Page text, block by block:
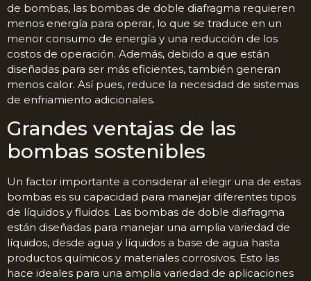
de bombas, las bombas de doble diafragma requieren
menos energía para operar, lo que se traduce en un
menor consumo de energía y una reducción de los
costos de operación. Además, debido a que están
diseñadas para ser más eficientes, también generan
menos calor. Así pues, reduce la necesidad de sistemas
de enfriamiento adicionales.
Grandes ventajas de las
bombas sostenibles
Un factor importante a considerar al elegir una de estas
bombas es su capacidad para manejar diferentes tipos
de líquidos y fluidos. Las bombas de doble diafragma
están diseñadas para manejar una amplia variedad de
líquidos, desde agua y líquidos a base de agua hasta
productos químicos y materiales corrosivos. Esto las
hace ideales para una amplia variedad de aplicaciones